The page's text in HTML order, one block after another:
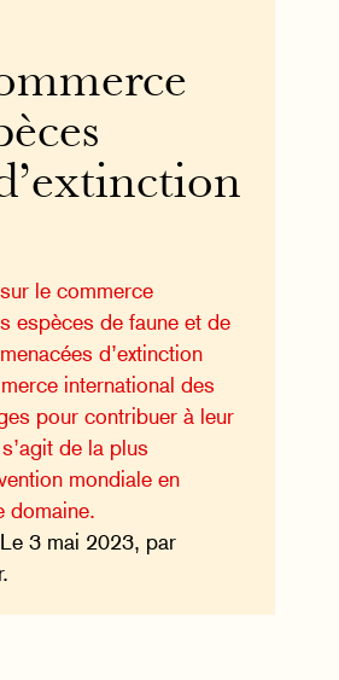
le commerce
espèces de faune et de
d’extinction
international des
pour contribuer à leur
de la plus
mondiale en
domaine.
3 mai 2023, par